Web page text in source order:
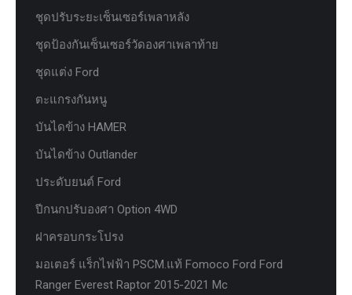
ชุดปรับระยะเซ็นเซอร์เพลาหลัง
ชุดป้องกันเซ็นเซอร์วัดองศาเพลาท้าย
ชุดแต่ง Ford
ตะแกรงกันหนู
บันไดข้าง HAMER
บันไดข้าง Outlander
ประดับยนต์ Ford
ปีกนกปรับองศา Option 4WD
ฝาครอบกระโปรง
มอเตอร์ แร็กไฟฟ้า PSCM.แท้ Fomoco Ford Ford
Ranger Everest Raptor 2015-2021 Mc